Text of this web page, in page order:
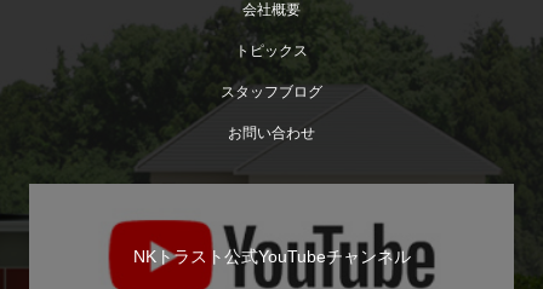
会社概要
トピックス
スタッフブログ
お問い合わせ
NKトラスト公式YouTubeチャンネル